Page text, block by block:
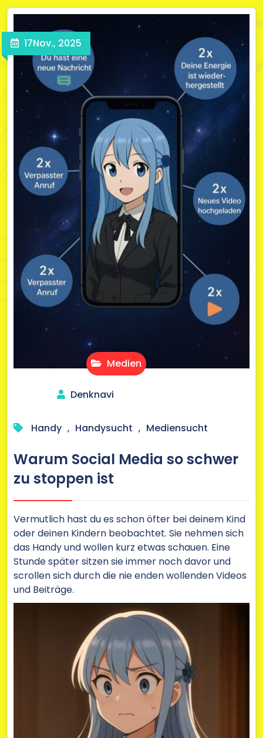
Medien
17Nov., 2025
Denknavi
Handy , Handysucht , Mediensucht
Warum Social Media so schwer
zu stoppen ist
Vermutlich hast du es schon öfter bei deinem Kind
oder deinen Kindern beobachtet. Sie nehmen sich
das Handy und wollen kurz etwas schauen. Eine
Stunde später sitzen sie immer noch davor und
scrollen sich durch die nie enden wollenden Videos
und Beiträge.